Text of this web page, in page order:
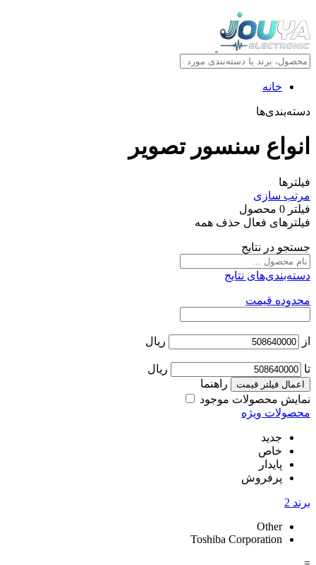
خانه
دسته‌بندی‌ها
انواع سنسور تصوير
فیلترها
مرتب سازی
فیلتر 0 محصول
فیلترهای فعال حذف همه
جستجو در نتایج
دسته‌بندی‌های نتایج
محدوده قیمت
از ریال
تا ریال
اعمال فیلتر قیمت
راهنما
نمایش محصولات موجود
محصولات ویژه
جدید
خاص
پایدار
پرفروش
برند 2
Other
Toshiba Corporation